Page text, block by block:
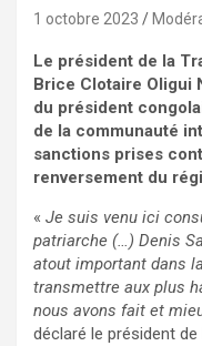
1 octobre 2023
Le président de la
Brice Clotaire Oligui
du président
de la communauté
sanctions prises
renversement du
« Je suis venu ici
patriarche (…) Denis
atout important dans
transmettre aux plus
nous avons fait et
déclaré le président